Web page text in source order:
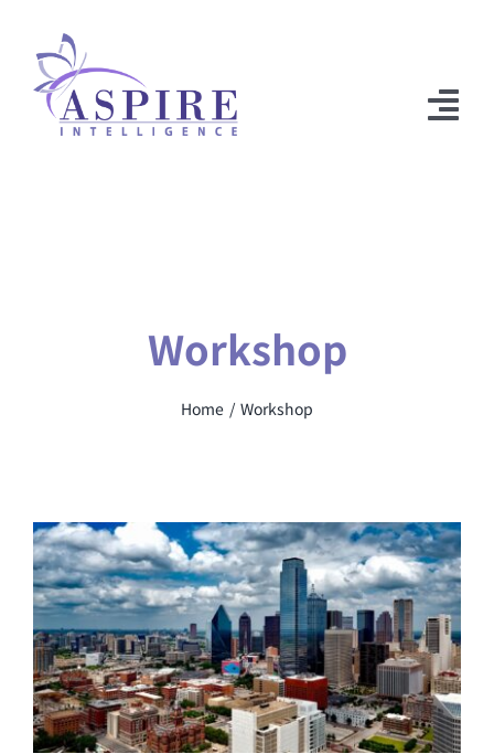
content
Breakthrough Speaking™
Workshop
Home Workshop